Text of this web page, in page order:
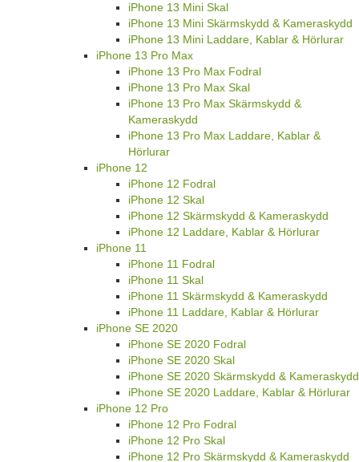
iPhone 13 Mini Skal
iPhone 13 Mini Skärmskydd & Kameraskydd
iPhone 13 Mini Laddare, Kablar & Hörlurar
iPhone 13 Pro Max
iPhone 13 Pro Max Fodral
iPhone 13 Pro Max Skal
iPhone 13 Pro Max Skärmskydd &
Kameraskydd
iPhone 13 Pro Max Laddare, Kablar &
Hörlurar
iPhone 12
iPhone 12 Fodral
iPhone 12 Skal
iPhone 12 Skärmskydd & Kameraskydd
iPhone 12 Laddare, Kablar & Hörlurar
iPhone 11
iPhone 11 Fodral
iPhone 11 Skal
iPhone 11 Skärmskydd & Kameraskydd
iPhone 11 Laddare, Kablar & Hörlurar
iPhone SE 2020
iPhone SE 2020 Fodral
iPhone SE 2020 Skal
iPhone SE 2020 Skärmskydd & Kameraskydd
iPhone SE 2020 Laddare, Kablar & Hörlurar
iPhone 12 Pro
iPhone 12 Pro Fodral
iPhone 12 Pro Skal
iPhone 12 Pro Skärmskydd & Kameraskydd